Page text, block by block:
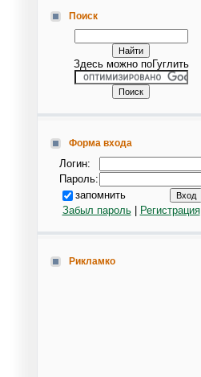
Поиск
Здесь можно поГуглить
Форма входа
Логин:
Пароль:
запомнить
Забыл пароль| Регистрация
Рикламко